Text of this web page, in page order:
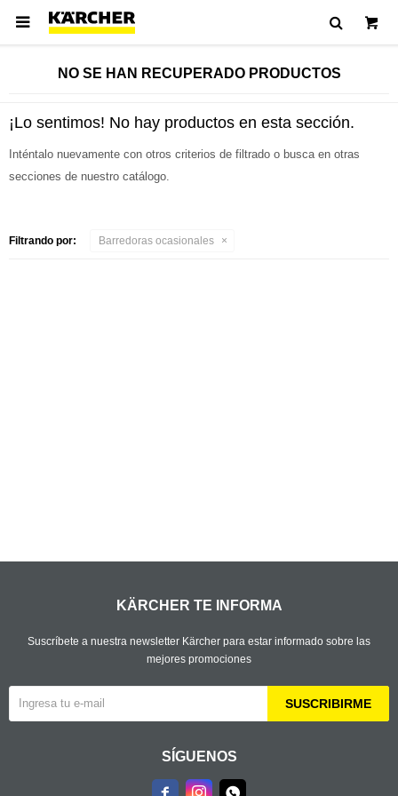

NO SE HAN RECUPERADO PRODUCTOS
¡Lo sentimos! No hay productos en esta sección.
Inténtalo nuevamente con otros criterios de filtrado o busca en otras
secciones de nuestro catálogo.
Filtrando por: Barredoras ocasionales
SÍGUENOS
  
KÄRCHER TE INFORMA
Suscríbete a nuestra newsletter Kärcher para estar informado sobre las
mejores promociones
SUSCRIBIRME